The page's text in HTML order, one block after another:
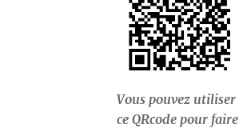
Vous pouvez utiliser
ce QRcode pour faire